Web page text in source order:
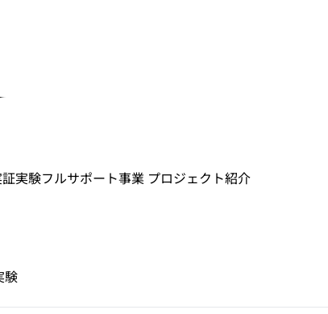
実験フルサポート事業 プロジェクト紹介
験